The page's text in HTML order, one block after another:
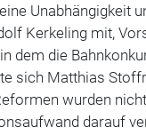
Unabhängigkeit
Kerkeling mit,
dem die
sich Matthias
wurden
darauf